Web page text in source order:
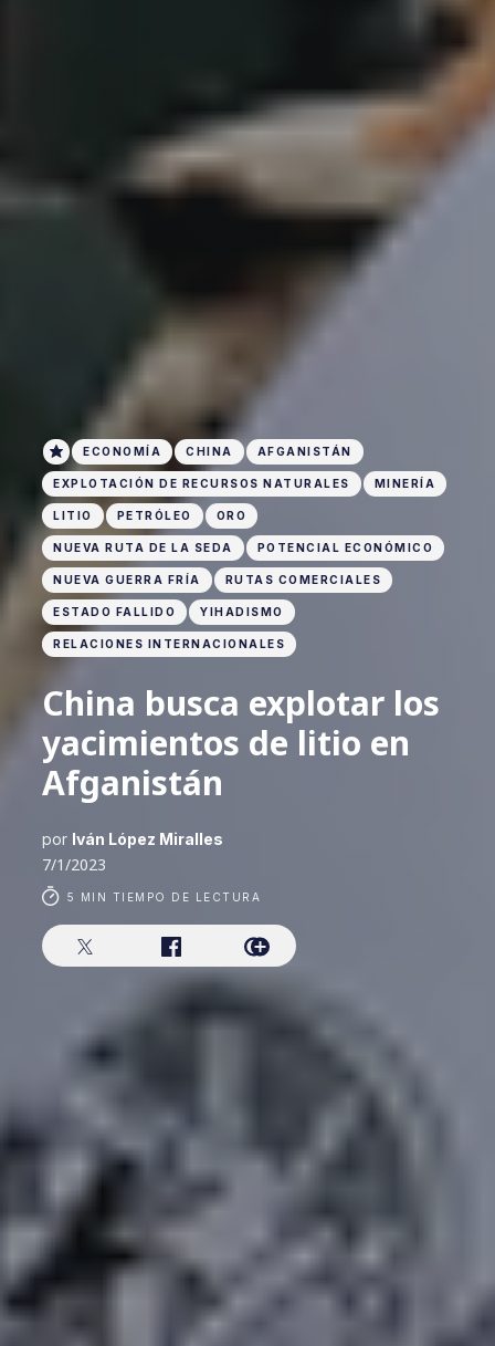
ECONOMÍA CHINA AFGANISTÁN
EXPLOTACIÓN DE RECURSOS NATURALES MINERÍA
LITIO PETRÓLEO ORO
NUEVA RUTA DE LA SEDA POTENCIAL ECONÓMICO
NUEVA GUERRA FRÍA RUTAS COMERCIALES
ESTADO FALLIDO YIHADISMO
RELACIONES INTERNACIONALES
China busca explotar los
yacimientos de litio en
Afganistán
por Iván López Miralles
7/1/2023
5 MIN TIEMPO DE LECTURA